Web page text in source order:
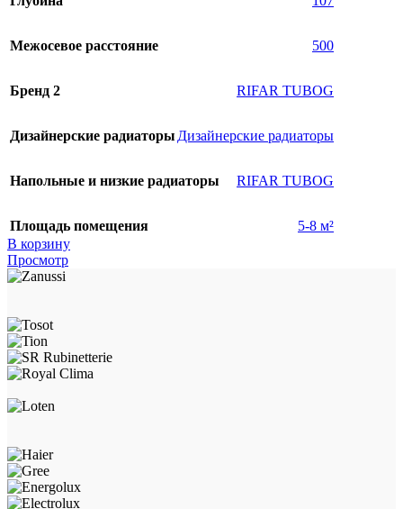
Межосевое расстояние 500
Бренд 2 RIFAR TUBOG
Дизайнерские радиаторыДизайнерские радиаторы
Напольные и низкие радиаторы RIFAR TUBOG
Площадь помещения
5-8 м²
В корзину
Просмотр